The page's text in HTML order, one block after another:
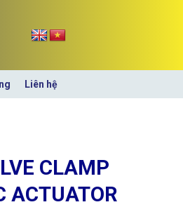
Liên hệ
CLAMP
ACTUATOR